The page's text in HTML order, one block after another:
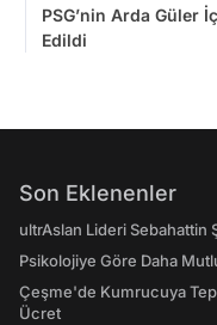
PSG’nin Arda Güler
Edildi
Son Eklenenler
ultrAslan Lideri Sebahattin
Psikolojiye Göre Daha
Çeşme'de Kumrucuya
Ücret